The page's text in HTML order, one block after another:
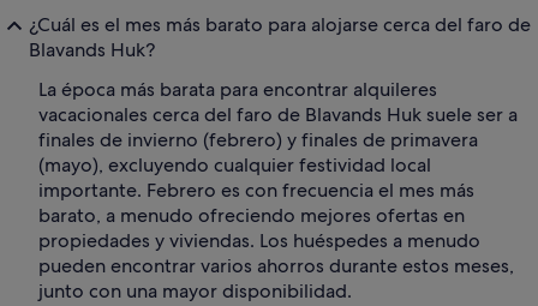
¿Cuál es el mes más barato para alojarse cerca del faro de
Blavands Huk?
La época más barata para encontrar alquileres
vacacionales cerca del faro de Blavands Huk suele ser a
finales de invierno (febrero) y finales de primavera
(mayo), excluyendo cualquier festividad local
importante. Febrero es con frecuencia el mes más
barato, a menudo ofreciendo mejores ofertas en
propiedades y viviendas. Los huéspedes a menudo
pueden encontrar varios ahorros durante estos meses,
junto con una mayor disponibilidad.